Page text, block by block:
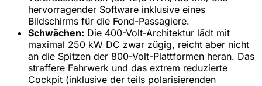
hervorragender Software inklusive eines
Bildschirms für die Fond-Passagiere.
Schwächen: Die 400-Volt-Architektur lädt mit
maximal 250 kW DC zwar zügig, reicht aber nicht
an die Spitzen der 800-Volt-Plattformen heran. Das
straffere Fahrwerk und das extrem reduzierte
Cockpit (inklusive der teils polarisierenden